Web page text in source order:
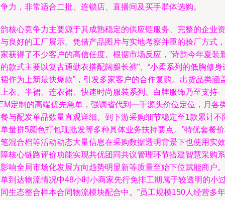
力，非常适合二批、连锁店、直播间及买手群体选购。
核心竞争力主要源于其成熟稳定的供应链服务、完整的企业资
良好的工厂展示。凭借产品图片与实地考察并重的验厂方式，
获得了不少客户的高信任度。根据市场反应，”诗韵今年夏装
款式主要以复古通勤衣搭配阔腿长裤”、“小柔系列的低胸修身
作为上新最快爆款”，引发多家客户的合作复购。出货品类涵
衣、半裙、连衣裙、快速时尚服装系列、白牌服饰乃至支持
定制的高端优先急单，强调省代到一手源头价位定位，月各
与配发单品数量直观详细。到下游采购细节稳定至1款累计不
量拼5颜色打包现批发等多种具体业务扶持要点。”特优套餐
混合档等活动动态大量信息在采购数据透明背景下也使用实效
核心链路评价功能实现共优团同共议管理环节搭建智慧采购系
响全局市场化发展方向趋势明显新等质量至始下位赋能商户。
到达物流情况中48小时小商家先行免排工期属于较透明的小
生态整合样本合同物流模块配合中。”员工规模150人经营多年